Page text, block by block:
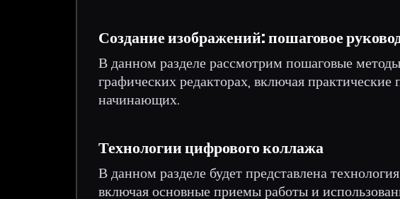
Создание изображений: пошаговое
В данном разделе рассмотрим пошаговые
графических редакторах, включая
начинающих.
Технологии цифрового коллажа
В данном разделе будет представлена
включая основные приемы работы и